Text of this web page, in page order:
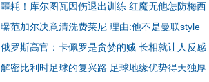
噩耗！库尔图瓦因伤退出训练 红魔无他怎防梅西
曝范加尔决意清洗费莱尼 理由:他不是曼联style
俄罗斯高官：卡佩罗是贪婪的贼 长相就让人反感
解密比利时足球的复兴路 足球地缘优势得天独厚